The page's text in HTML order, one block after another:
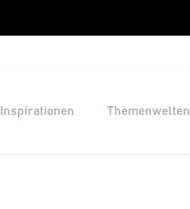
Inspirationen Themenwelten